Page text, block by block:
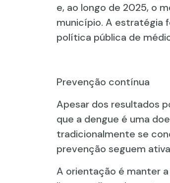
e, ao longo de 2025, o
município. A estratégia
política pública de
Prevenção contínua
Apesar dos resultados
que a dengue é uma
tradicionalmente se
prevenção seguem
A orientação é manter a